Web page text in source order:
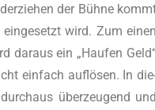
der Büh­ne
wird. Zum einen
dar­aus ein „Hau­fen
ein­fach auf­lö­sen. In
über­zeu­gend und